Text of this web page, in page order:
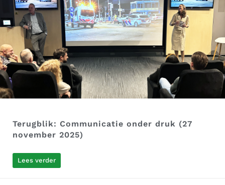
Terugblik: Communicatie onder druk (27
november 2025)
Lees verder